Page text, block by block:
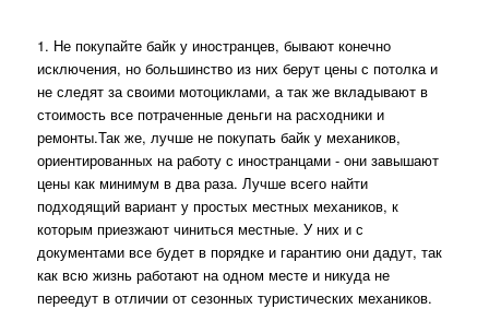
1. Не покупайте байк у иностранцев, бывают конечно
исключения, но большинство из них берут цены с потолка и
не следят за своими мотоциклами, а так же вкладывают в
стоимость все потраченные деньги на расходники и
ремонты.Так же, лучше не покупать байк у механиков,
ориентированных на работу с иностранцами - они завышают
цены как минимум в два раза. Лучше всего найти
подходящий вариант у простых местных механиков, к
которым приезжают чиниться местные. У них и с
документами все будет в порядке и гарантию они дадут, так
как всю жизнь работают на одном месте и никуда не
переедут в отличии от сезонных туристических механиков.